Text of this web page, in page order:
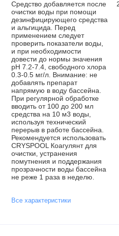
Средство добавляется после
очистки воды при помощи
дезинфицирующего средства
и альгицида. Перед
применением следует
проверить показатели воды,
и при необходимости
довести до нормы значения
рН 7.2-7.4, свободного хлора
0.3-0.5 мг/л. Внимание: не
добавлять препарат
напрямую в воду бассейна.
При регулярной обработке
вводить от 100 до 200 мл
средства на 10 м3 воды,
используя технический
перерыв в работе бассейна.
Рекомендуется использовать
CRYSPOOL Коагулянт для
очистки, устранения
помутнения и поддержания
прозрачности воды бассейна
не реже 1 раза в неделю.
Все характеристики